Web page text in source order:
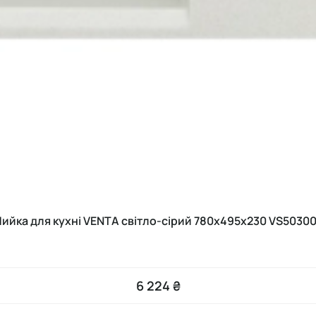
для кухні VENTA світло-сірий 780х495х230
6 224 ₴